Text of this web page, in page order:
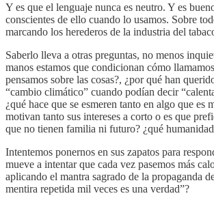
Y es que el lenguaje nunca es neutro. Y es
conscientes de ello cuando lo usamos. Sobre
marcando los herederos de la industria del
Saberlo lleva a otras preguntas, no menos
manos estamos que condicionan cómo
pensamos sobre las cosas?, ¿por qué han
“cambio climático” cuando podían decir
¿qué hace que se esmeren tanto en algo que es
motivan tanto sus intereses a corto o es que
que no tienen familia ni futuro? ¿qué
Intentemos ponernos en sus zapatos para
mueve a intentar que cada vez pasemos más
aplicando el mantra sagrado de la propaganda
mentira repetida mil veces es una verdad”?